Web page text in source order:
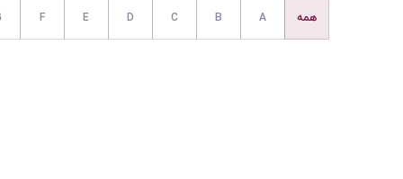
همه A
B
C
D
E
F